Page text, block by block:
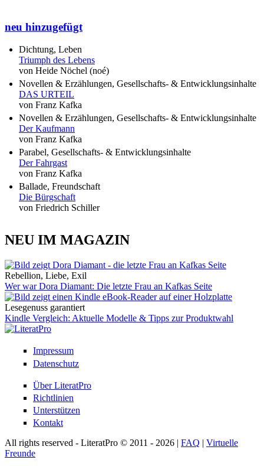
neu hinzugefügt
Dichtung, Leben
Triumph des Lebens
von Heide Nöchel (noé)
Novellen & Erzählungen, Gesellschafts- & Entwicklungsinhalte
DAS URTEIL
von Franz Kafka
Novellen & Erzählungen, Gesellschafts- & Entwicklungsinhalte
Der Kaufmann
von Franz Kafka
Parabel, Gesellschafts- & Entwicklungsinhalte
Der Fahrgast
von Franz Kafka
Ballade, Freundschaft
Die Bürgschaft
von Friedrich Schiller
NEU IM MAGAZIN
Rebellion, Liebe, Exil
Wer war Dora Diamant: Die letzte Frau an Kafkas Seite
Lesegenuss garantiert
Kindle Vergleich: Aktuelle Modelle & Tipps zur Produktwahl
Impressum
Datenschutz
Über LiteratPro
Richtlinien
Unterstützen
Kontakt
All rights reserved - LiteratPro © 2011 - 2026 | FAQ | Virtuelle
Freunde